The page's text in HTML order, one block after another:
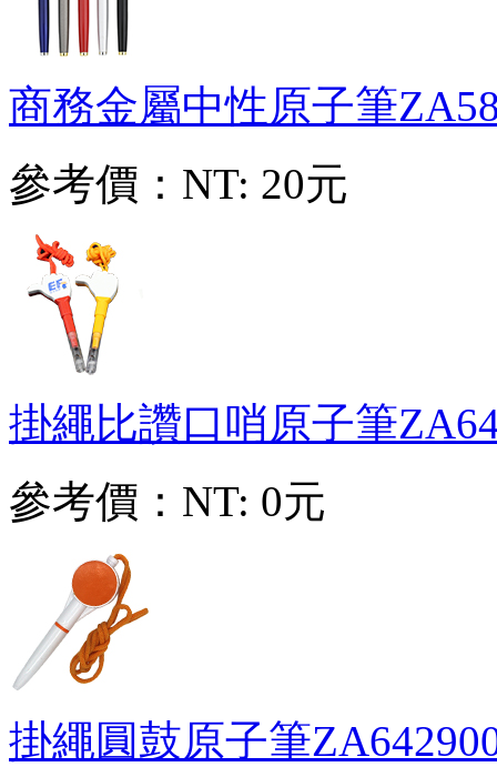
商務金屬中性原子筆
參考價： NT: 20元
掛繩比讚口哨原子筆
參考價： NT: 0元
掛繩圓鼓原子筆